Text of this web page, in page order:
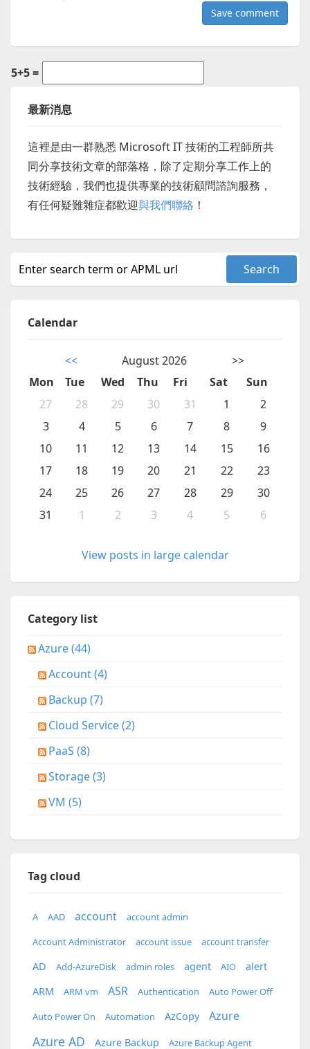
5+5 =
最新消息
這裡是由一群熟悉 Microsoft IT 技術的工程師所共
同分享技術文章的部落格，除了定期分享工作上的
技術經驗，我們也提供專業的技術顧問諮詢服務，
有任何疑難雜症都歡迎與我們聯絡 ！
Calendar
<< August 2026
>>
Mon
Tue Wed Thu Fri Sat
Sun
27
28 29 30 31 1
2
3
4 5 6 7 8
9
10
11 12 13 14 15
16
17
18 19 20 21 22
23
24
25 26 27 28 29
30
31
1 2 3 4 5 6
View posts in large calendar
Category list
Azure (44)
Account (4)
Backup (7)
Cloud Service (2)
PaaS (8)
Storage (3)
VM (5)
Tag cloud
A AAD account
account admin
Account Administrator
account issue account transfer
AD Add-AzureDisk admin roles agent AIO
alert
ARM
ARM vm ASR Authentication
Auto Power Off
Auto Power On
Automation AzCopy Azure
Azure AD Azure Backup Azure Backup Agent